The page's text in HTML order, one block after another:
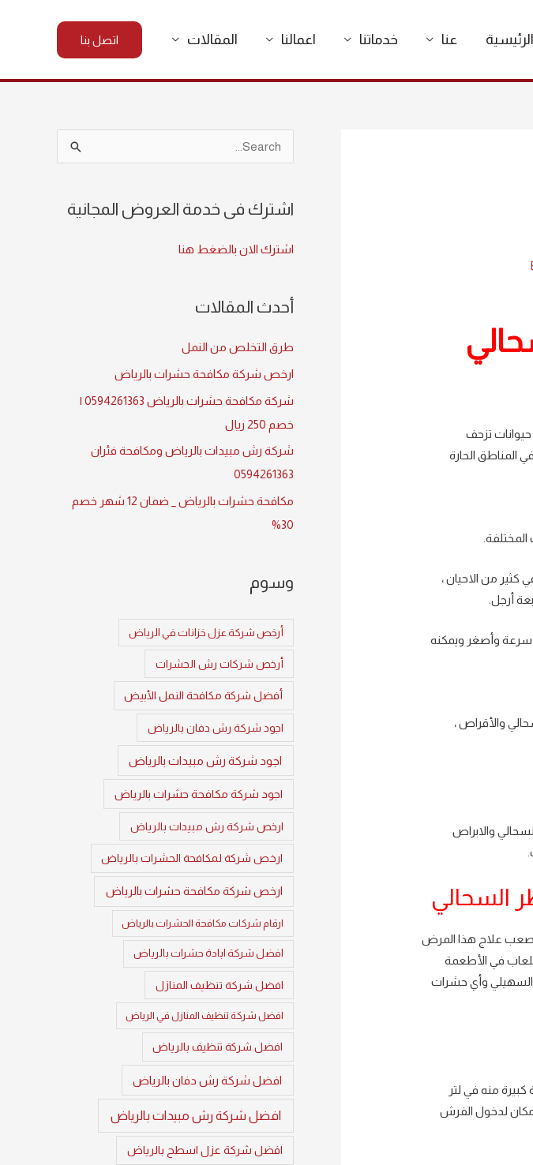
الرئيسية عنا خدماتنا اعمالنا المقالات اتصل بنا
تزحف
الحارة
من الاحيان ،
أرجل.
سرعة وأصغر ويمكنه
والأقراص ،
والابراص
السحالي
علاج هذا المرض
في الأطعمة
وأي حشرات
منه في لتر
لدخول الفرش
c
o
اشترك فى خدمة العروض المجانية
اشترك الان بالضغط هنا
أحدث المقالات
طرق التخلص من النمل
ارخص شركة مكافحة حشرات بالرياض
شركة مكافحة حشرات بالرياض 0594261363 |
خصم 250 ريال
شركة رش مبيدات بالرياض ومكافحة فئران
0594261363
مكافحة حشرات بالرياض _ ضمان 12 شهر خصم
30%
وسوم
أرخص شركة عزل خزانات في الرياض
أرخص شركات رش الحشرات
أفضل شركة مكافحة النمل الأبيض
اجود شركة رش دفان بالرياض
اجود شركة رش مبيدات بالرياض
اجود شركة مكافحة حشرات بالرياض
ارخص شركة رش مبيدات بالرياض
ارخص شركة لمكافحة الحشرات بالرياض
ارخص شركة مكافحة حشرات بالرياض
ارقام شركات مكافحة الحشرات بالرياض
افضل شركة ابادة حشرات بالرياض
افضل شركة تنظيف المنازل
افضل شركة تنظيف المنازل في الرياض
افضل شركة تنظيف بالرياض
افضل شركة رش دفان بالرياض
افضل شركة رش مبيدات بالرياض
افضل شركة عزل اسطح بالرياض